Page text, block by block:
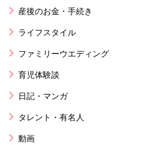
産後のお金・手続き
ライフスタイル
ファミリーウエディング
育児体験談
日記・マンガ
タレント・有名人
動画